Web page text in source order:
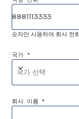
숫자만 사용하여 회사 전
국가 *
국가 선택
회사 이름 *